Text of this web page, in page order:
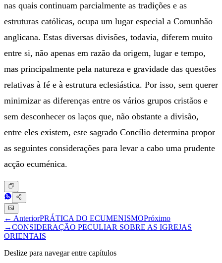
nas quais continuam parcialmente as tradições e as
estruturas católicas, ocupa um lugar especial a Comunhão
anglicana. Estas diversas divisões, todavia, diferem muito
entre si, não apenas em razão da origem, lugar e tempo,
mas principalmente pela natureza e gravidade das questões
relativas à fé e à estrutura eclesiástica. Por isso, sem querer
minimizar as diferenças entre os vários grupos cristãos e
sem desconhecer os laços que, não obstante a divisão,
entre eles existem, este sagrado Concílio determina propor
as seguintes considerações para levar a cabo uma prudente
acção ecuménica.
← AnteriorPRÁTICA DO ECUMENISMOPróximo
→CONSIDERAÇÃO PECULIAR SOBRE AS IGREJAS
ORIENTAIS
Deslize para navegar entre capítulos